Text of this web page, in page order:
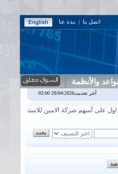
اتصل بنا | نبذة عنا
والأنظمة
اس بنك0.00
0.00%
|اسفنج
على أسهم شركة الامين للاستثمار المالي في